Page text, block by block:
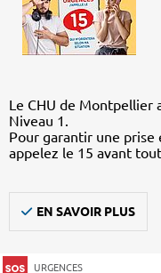
Le CHU de Montpellier
Niveau 1.
Pour garantir une prise
appelez le 15 avant
EN SAVOIR PLUS
URGENCES